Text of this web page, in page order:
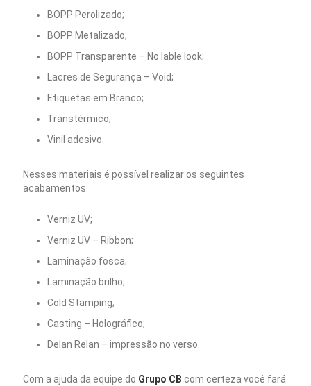
BOPP Perolizado;
BOPP Metalizado;
BOPP Transparente – No lable look;
Lacres de Segurança – Void;
Etiquetas em Branco;
Transtérmico;
Vinil adesivo.
Nesses materiais é possível realizar os seguintes
acabamentos:
Verniz UV;
Verniz UV – Ribbon;
Laminação fosca;
Laminação brilho;
Cold Stamping;
Casting – Holográfico;
Delan Relan – impressão no verso.
Com a ajuda da equipe do Grupo CB com certeza você fará